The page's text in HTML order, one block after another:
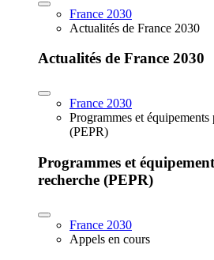
France 2030
Actualités de France 2030
Actualités de France 2030
France 2030
Programmes et
(PEPR)
Programmes et
recherche (PEPR)
France 2030
Appels en cours